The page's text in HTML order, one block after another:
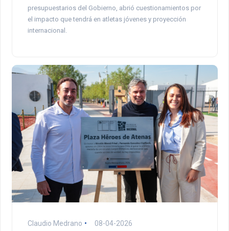
presupuestarios del Gobierno, abrió cuestionamientos por
el impacto que tendrá en atletas jóvenes y proyección
internacional.
Claudio Medrano 08-04-2026